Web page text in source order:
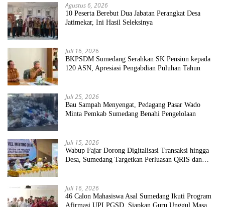
Agustus 6, 2026
10 Peserta Berebut Dua Jabatan Perangkat Desa
Jatimekar, Ini Hasil Seleksinya
Juli 16, 2026
BKPSDM Sumedang Serahkan SK Pensiun kepada
120 ASN, Apresiasi Pengabdian Puluhan Tahun
Juli 25, 2026
Bau Sampah Menyengat, Pedagang Pasar Wado
Minta Pemkab Sumedang Benahi Pengelolaan
Juli 15, 2026
Wabup Fajar Dorong Digitalisasi Transaksi hingga
Desa, Sumedang Targetkan Perluasan QRIS dan
Juli 16, 2026
46 Calon Mahasiswa Asal Sumedang Ikuti Program
Afirmasi UPI PGSD, Siapkan Guru Unggul Masa